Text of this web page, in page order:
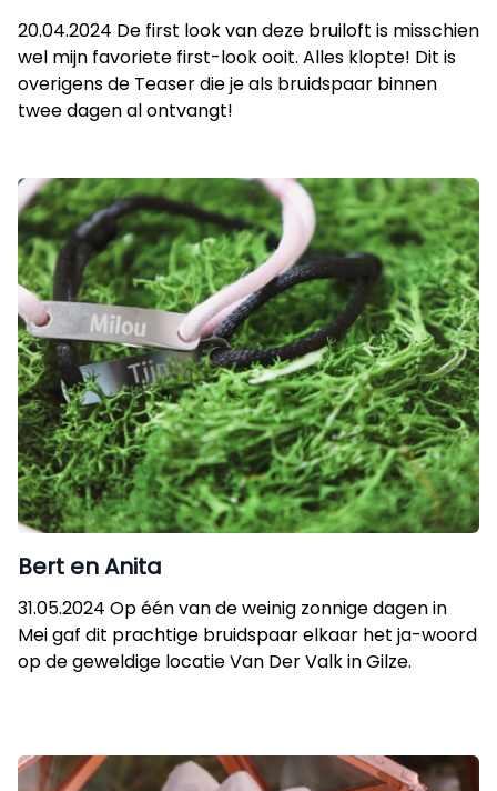
20.04.2024 De first look van deze bruiloft is misschien
wel mijn favoriete first-look ooit. Alles klopte! Dit is
overigens de Teaser die je als bruidspaar binnen
twee dagen al ontvangt!
Bert en Anita
31.05.2024 Op één van de weinig zonnige dagen in
Mei gaf dit prachtige bruidspaar elkaar het ja-woord
op de geweldige locatie Van Der Valk in Gilze.